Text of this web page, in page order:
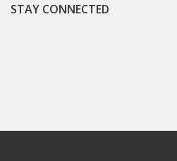
STAY CONNECTED